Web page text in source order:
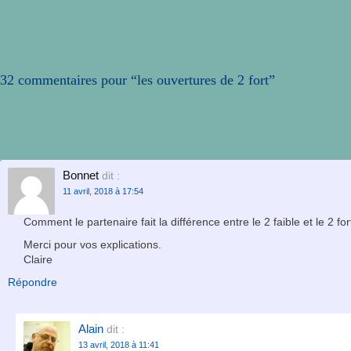
32 commentaires pour “les ouvertures de 2 fort”
Bonnet dit :
11 avril, 2018 à 17:54
Comment le partenaire fait la différence entre le 2 faible et le 2
Merci pour vos explications.
Claire
Répondre
Alain dit :
13 avril, 2018 à 11:41